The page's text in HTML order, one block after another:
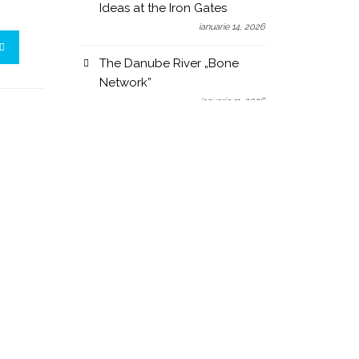
Ideas at the Iron Gates
ianuarie 14, 2026
The Danube River „Bone
Network”
ianuarie 11, 2026